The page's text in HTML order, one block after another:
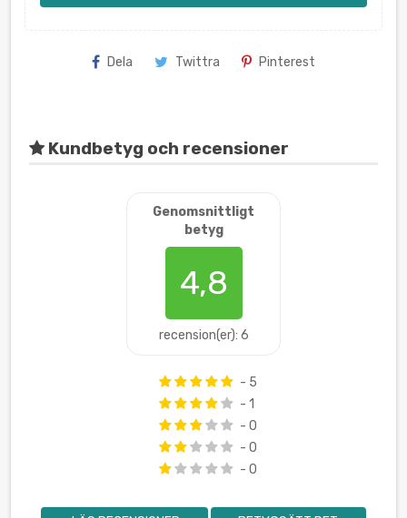
Dela Twittra Pinterest
Kundbetyg och recensioner
Genomsnittligt
betyg
4,8
recension(er): 6
- 5
- 1
- 0
- 0
- 0